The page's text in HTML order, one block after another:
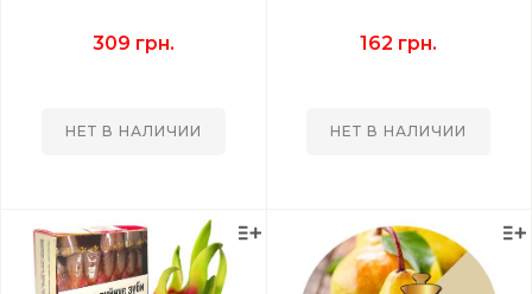
309 грн.
НЕТ В НАЛИЧИИ
162 грн.
НЕТ В НАЛИЧИИ